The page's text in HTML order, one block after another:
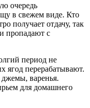
очередь
в свежем виде. Кто
получает отдачу, так
пропадают с
период не
ягод перерабатывают.
варенья.
для домашнего